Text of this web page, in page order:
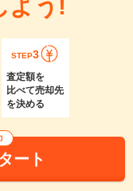
よう!
STEP3
査定額を
比べて売却先
を決める
ート